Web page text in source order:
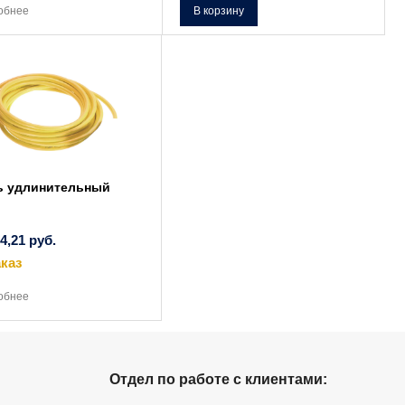
выбрать
на
странице
товара.
В корзину
удлинительный
руб.
Отдел по работе с клиентами: